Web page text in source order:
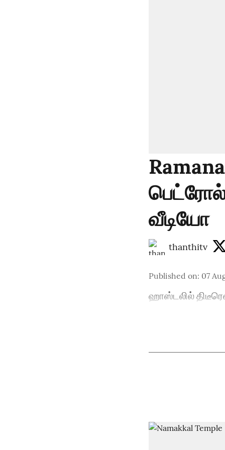
வீடியோ
thanthitv
Published on: 07
ஹாஸ்டலில்